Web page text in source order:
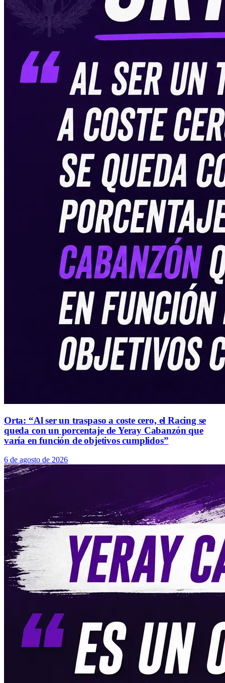
Orta: “Al ser un traspaso a coste cero, el Racing se
queda con un porcentaje de Yeray Cabanzón que
varía en función de objetivos cumplidos”
6 de agosto de 2026